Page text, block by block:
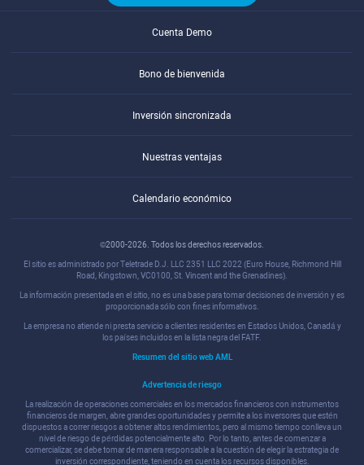
Cuenta Demo
Bono de bienvenida
Inversión sincronizada
Nuestras ventajas
Calendario económico
©2000-2026. Todos los derechos reservados.
El sitio es administrado por Teletrade D.J. LLC 2351 LLC 2022 (Euro House, Richmond Hill
Road, Kingstown, VC0100, St. Vincent and the Grenadines).
La información presentada en el sitio, no es una base para tomar decisiones de inversión y es
proporcionada sólo con fines informativos.
La empresa no atiende ni presta servicio a clientes residentes en Estados Unidos, Canadá y
los países incluidos en la lista negra del FATF.
Resumen del sitio web AML
Advertencia de riesgo
La realización de operaciones comerciales en los mercados financieros con instrumentos
financieros de margen, abre grandes oportunidades y permite a los inversores que estén
dispuestos a correr riesgos a obtener altos rendimientos, pero al mismo tiempo conlleva un
nivel de riesgo de pérdidas potencialmente alto. Por lo tanto, antes de comenzar a
comercializar, se debe tomar de manera responsable a la cuestión de elegir la estrategia de
inversión correspondiente, teniendo en cuenta los recursos disponibles.